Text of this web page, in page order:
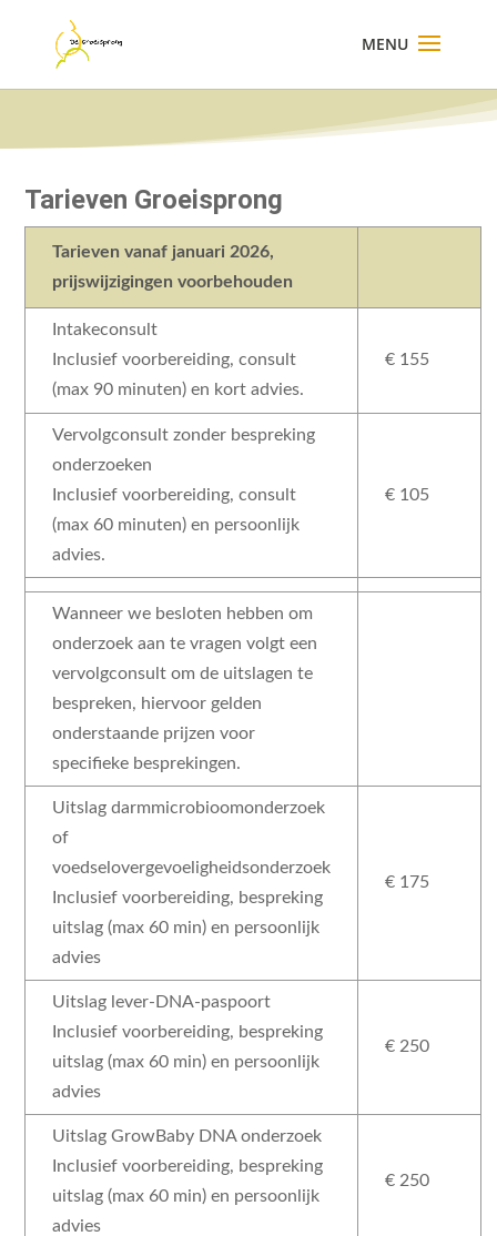
Tarieven Groeisprong
Tarieven vanaf januari 2026,
prijswijzigingen voorbehouden
Intakeconsult
Inclusief voorbereiding, consult
(max 90 minuten) en kort advies.
€ 155
Vervolgconsult zonder bespreking
onderzoeken
Inclusief voorbereiding, consult
(max 60 minuten) en persoonlijk
advies.
€ 105
Wanneer we besloten hebben om
onderzoek aan te vragen volgt een
vervolgconsult om de uitslagen te
bespreken, hiervoor gelden
onderstaande prijzen voor
specifieke besprekingen.
Uitslag darmmicrobioomonderzoek
of
voedselovergevoeligheidsonderzoek
Inclusief voorbereiding, bespreking
uitslag (max 60 min) en persoonlijk
advies
€ 175
Uitslag lever-DNA-paspoort
Inclusief voorbereiding, bespreking
uitslag (max 60 min) en persoonlijk
advies
€ 250
Uitslag GrowBaby DNA onderzoek
Inclusief voorbereiding, bespreking
uitslag (max 60 min) en persoonlijk
advies
€ 250
Noodzakelijk
Deze cookies
zijn
noodzakelijk
om de website
goed te laten
functioneren.
Statistieken
Om ons te
helpen de
site te
verbeteren,
gebaseerd
op hoe de
website
wordt
gebruikt.